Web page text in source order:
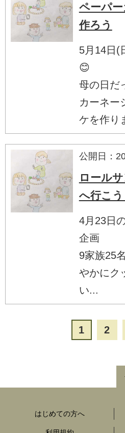
ペーパ
作ろう
5月14日(
😊
母の日だ
カーネー
ケを作り
公開日：
ロール
へ行こう
4月23日
企画
9家族25
やかにク
い...
1 2
はじめての方へ